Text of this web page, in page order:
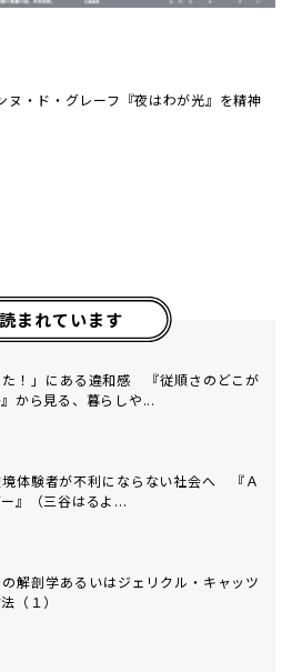
ヌ・ド・グレーフ『夜はわが光』を精神
まれています
た！」にある違和感 『従順さのどこが
から見る、暮らしや...
体験者が不利にならない社会へ ――『Ａ
』（三谷はるよ...
解剖学――あるいはジェリクル・キャッツ
（１）